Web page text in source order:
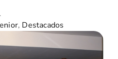
, Destacados